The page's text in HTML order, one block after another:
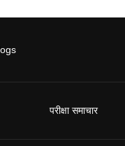
परीक्षा समाचार